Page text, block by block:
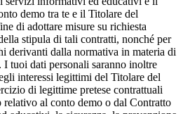
demo tra te e il Titolare del
di adottare misure su richiesta
stipula di tali contratti, nonché per
derivanti dalla normativa in materia di
I tuoi dati personali saranno inoltre
interessi legittimi del Titolare del
di legittime pretese contrattuali
al conto demo o dal Contratto